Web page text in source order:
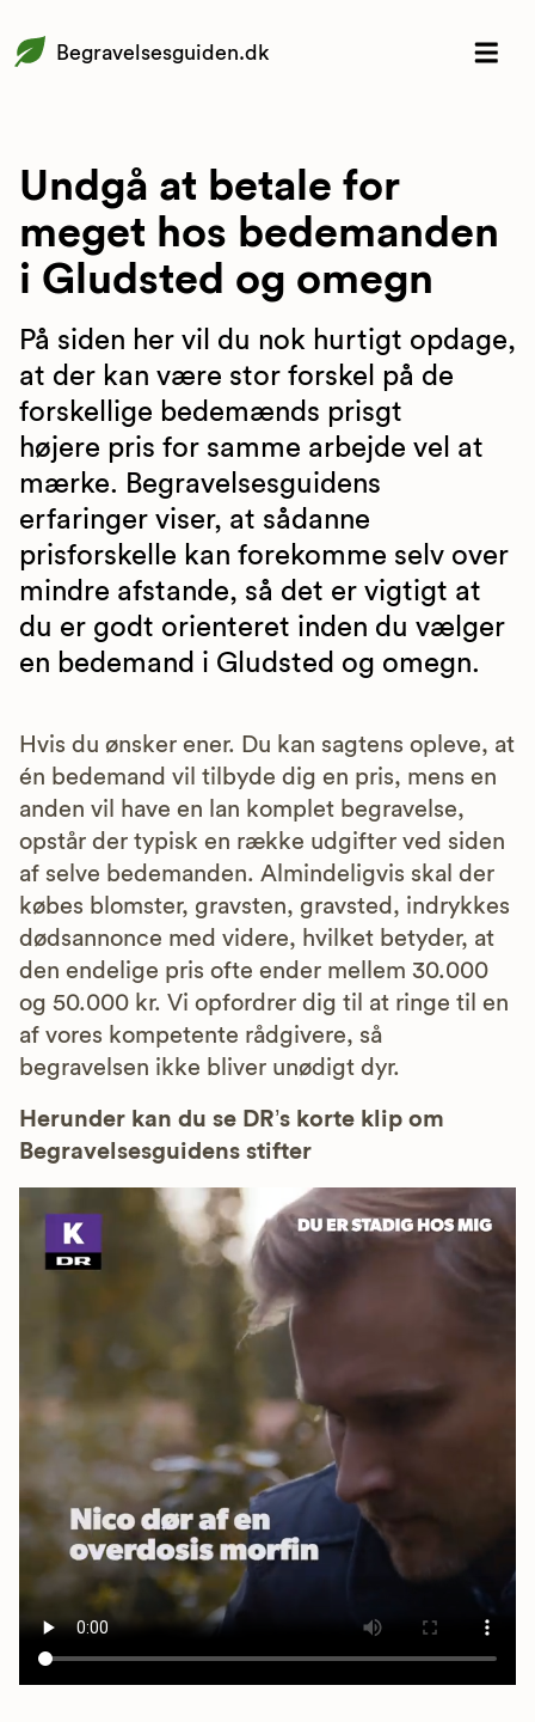
Begravelsesguiden.dk
Undgå at betale for
meget hos bedemanden
i Gludsted og omegn
På siden her vil du nok hurtigt opdage,
at der kan være stor forskel på de
forskellige bedemænds prisgt
højere pris for samme arbejde vel at
mærke. Begravelsesguidens
erfaringer viser, at sådanne
prisforskelle kan forekomme selv over
mindre afstande, så det er vigtigt at
du er godt orienteret inden du vælger
en bedemand i Gludsted og omegn.
Hvis du ønsker ener. Du kan sagtens opleve, at
én bedemand vil tilbyde dig en pris, mens en
anden vil have en lan komplet begravelse,
opstår der typisk en række udgifter ved siden
af selve bedemanden. Almindeligvis skal der
købes blomster, gravsten, gravsted, indrykkes
dødsannonce med videre, hvilket betyder, at
den endelige pris ofte ender mellem 30.000
og 50.000 kr. Vi opfordrer dig til at ringe til en
af vores kompetente rådgivere, så
begravelsen ikke bliver unødigt dyr.
Herunder kan du se DR’s korte klip om
Begravelsesguidens stifter